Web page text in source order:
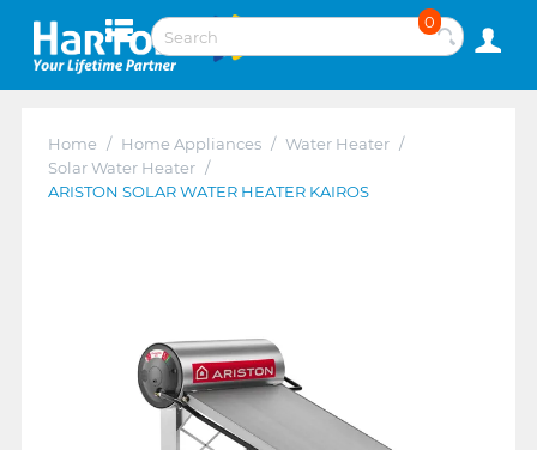
0
Home / Home Appliances / Water Heater /
Solar Water Heater /
ARISTON SOLAR WATER HEATER KAIROS